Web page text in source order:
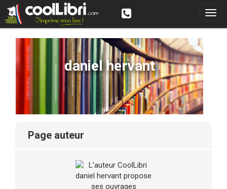
daniel hervant
page auteur